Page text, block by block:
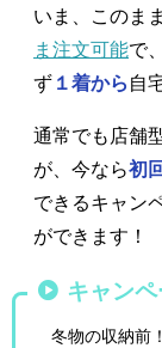
いま、このま
ま注文可能で
ず １着から 自
通常でも店舗
が、今なら初
できるキャン
ができます！
キャンペ
冬物の収納前